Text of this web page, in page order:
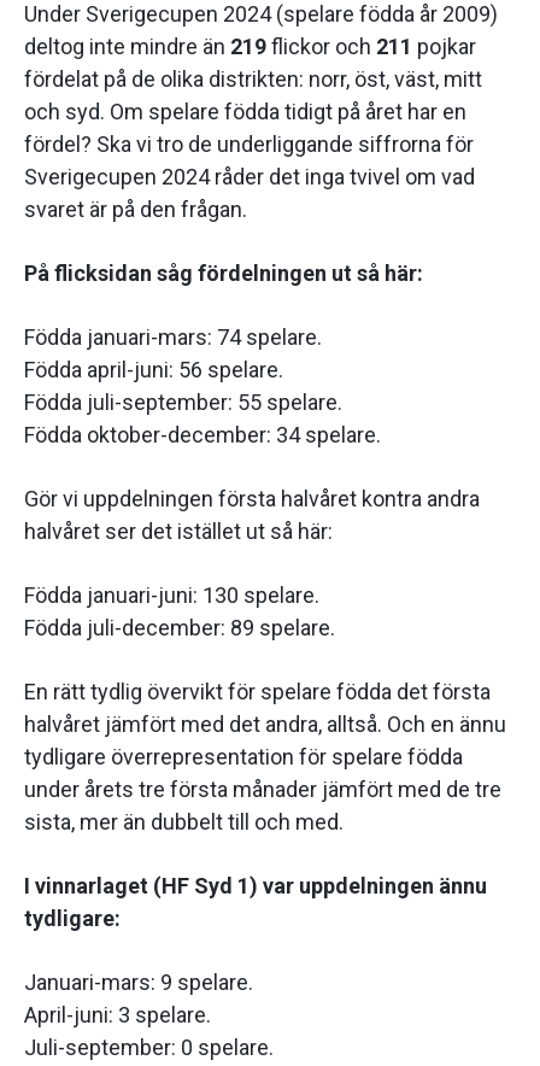
Under Sverigecupen 2024 (spelare födda år 2009)
deltog inte mindre än 219flickor och 211 pojkar
fördelat på de olika distrikten: norr, öst, väst, mitt
och syd. Om spelare födda tidigt på året har en
fördel? Ska vi tro de underliggande siffrorna för
Sverigecupen 2024 råder det inga tvivel om vad
svaret är på den frågan.
På flicksidan såg fördelningen ut så här:
Födda januari-mars: 74 spelare.
Födda april-juni: 56 spelare.
Födda juli-september: 55 spelare.
Födda oktober-december: 34 spelare.
Gör vi uppdelningen första halvåret kontra andra
halvåret ser det istället ut så här:
Födda januari-juni: 130 spelare.
Födda juli-december: 89 spelare.
En rätt tydlig övervikt för spelare födda det första
halvåret jämfört med det andra, alltså. Och en ännu
tydligare överrepresentation för spelare födda
under årets tre första månader jämfört med de tre
sista, mer än dubbelt till och med.
I vinnarlaget (HF Syd 1) var uppdelningen ännu
tydligare:
Januari-mars: 9 spelare.
April-juni: 3 spelare.
Juli-september: 0 spelare.